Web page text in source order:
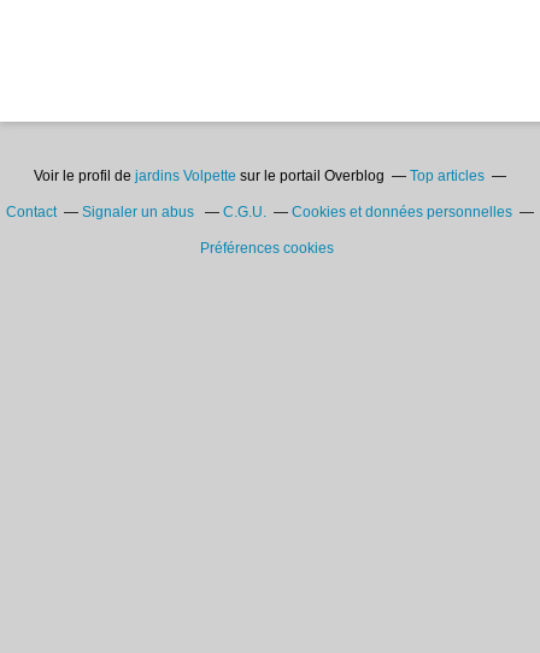
Voir le profil de jardins Volpette sur le portail Overblog Top articles
Contact Signaler un abus C.G.U. Cookies et données personnelles
Préférences cookies